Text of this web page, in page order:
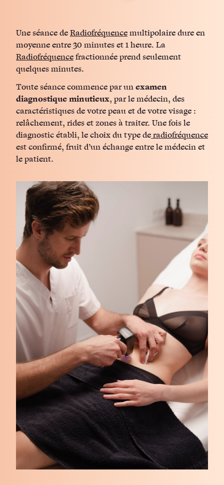
Une séance deRadiofréquencemultipolaire dure en
moyenne entre 30 minutes et 1 heure. La
Radiofréquencefractionnée prend seulement
quelques minutes.
Toute séance commence par unexamen
diagnostique minutieux, par le médecin, des
caractéristiques de votre peau et de votre visage :
relâchement, rides et zones à traiter. Une fois le
diagnostic établi, le choix du type deradiofréquence
est confirmé, fruit d’un échange entre le médecin et
le patient.